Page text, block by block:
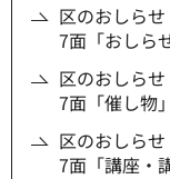
区のおしら
7面「おしら
区のおしら
7面「催し物」
区のおしら
7面「講座・